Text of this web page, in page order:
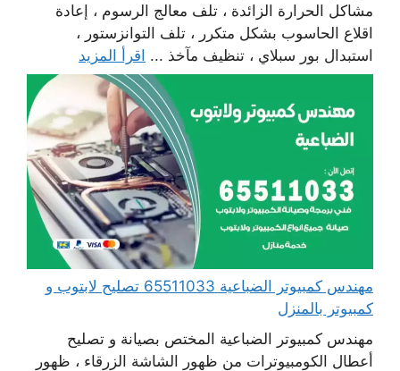
مشاكل الحرارة الزائدة ، تلف معالج الرسوم ، إعادة
اقلاع الحاسوب بشكل متكرر ، تلف التوانزستور ،
استبدال بور سبلاي ، تنظيف مآخذ ... اقرأ المزيد
مهندس كمبيوتر الضباعية 65511033 تصليح لابتوب و
كمبيوتر بالمنزل
مهندس كمبيوتر الضباعية المختص بصيانة و تصليح
أعطال الكومبيوترات من ظهور الشاشة الزرقاء ، ظهور